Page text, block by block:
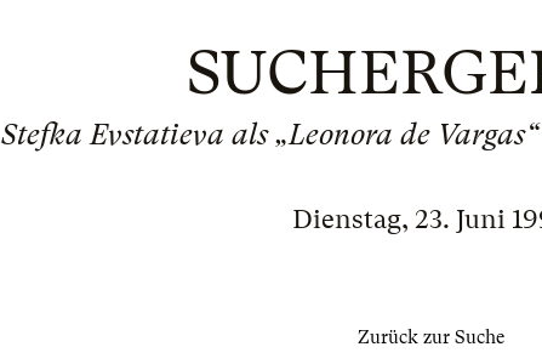
Stefka Evstatieva als „Leonora de
Dienstag, 23. Juni
Zurück zur Suche